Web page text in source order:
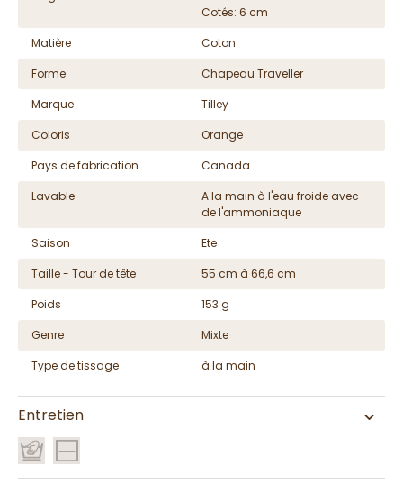
Cotés: 6 cm
Matière
Coton
Forme
Chapeau Traveller
Marque
Tilley
Coloris
Orange
Pays de fabrication
Canada
Lavable
A la main à l'eau froide avec
de l'ammoniaque
Saison
Ete
Taille - Tour de tête
55 cm à 66,6 cm
Poids
153 g
Genre
Mixte
Type de tissage
à la main
Entretien